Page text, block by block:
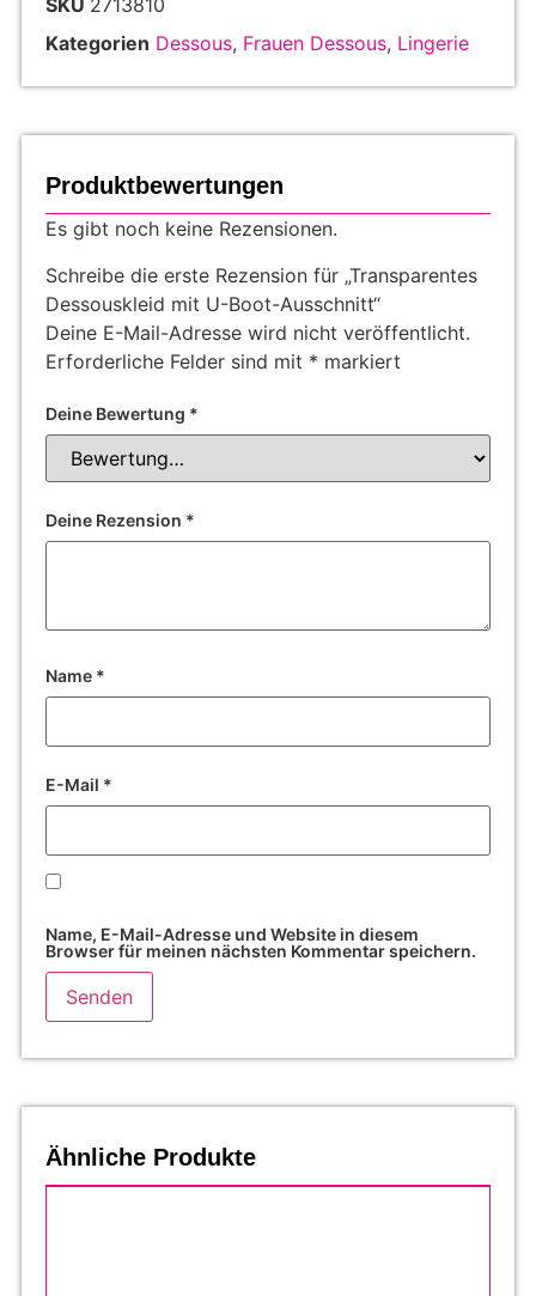
SKU 2713810
Kategorien Dessous, Frauen Dessous, Lingerie
Produktbewertungen
Es gibt noch keine Rezensionen.
Schreibe die erste Rezension für „Transparentes
Dessouskleid mit U-Boot-Ausschnitt“
Deine E-Mail-Adresse wird nicht veröffentlicht.
Erforderliche Felder sind mit * markiert
Deine Bewertung *
Deine Rezension *
Name *
E-Mail *
Name, E-Mail-Adresse und Website in diesem
Browser für meinen nächsten Kommentar speichern.
Ähnliche Produkte